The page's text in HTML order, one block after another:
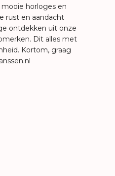
horloges en
rust en aandacht
ontdekken uit onze
Dit alles met
Kortom, graag